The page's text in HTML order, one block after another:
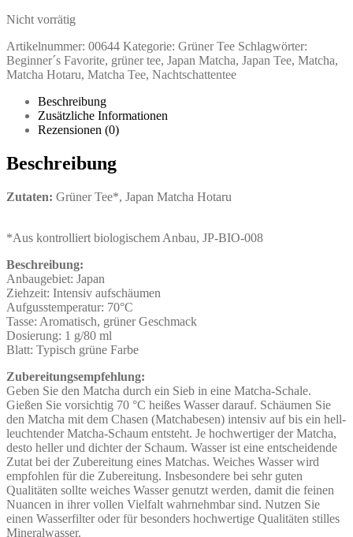
Nicht vorrätig
Artikelnummer: 00644 Kategorie: Grüner Tee Schlagwörter:
Beginner´s Favorite, grüner tee, Japan Matcha, Japan Tee, Matcha,
Matcha Hotaru, Matcha Tee, Nachtschattentee
Beschreibung
Zusätzliche Informationen
Rezensionen (0)
Beschreibung
Zutaten: Grüner Tee*, Japan Matcha Hotaru
*Aus kontrolliert biologischem Anbau, JP-BIO-008
Beschreibung:
Anbaugebiet: Japan
Ziehzeit: Intensiv aufschäumen
Aufgusstemperatur: 70°C
Tasse: Aromatisch, grüner Geschmack
Dosierung: 1 g/80 ml
Blatt: Typisch grüne Farbe
Zubereitungsempfehlung:
Geben Sie den Matcha durch ein Sieb in eine Matcha-Schale.
Gießen Sie vorsichtig 70 °C heißes Wasser darauf. Schäumen Sie
den Matcha mit dem Chasen (Matchabesen) intensiv auf bis ein hell-
leuchtender Matcha-Schaum entsteht. Je hochwertiger der Matcha,
desto heller und dichter der Schaum. Wasser ist eine entscheidende
Zutat bei der Zubereitung eines Matchas. Weiches Wasser wird
empfohlen für die Zubereitung. Insbesondere bei sehr guten
Qualitäten sollte weiches Wasser genutzt werden, damit die feinen
Nuancen in ihrer vollen Vielfalt wahrnehmbar sind. Nutzen Sie
einen Wasserfilter oder für besonders hochwertige Qualitäten stilles
Mineralwasser.